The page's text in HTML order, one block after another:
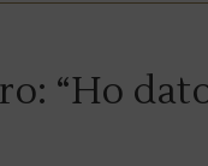
“Ho